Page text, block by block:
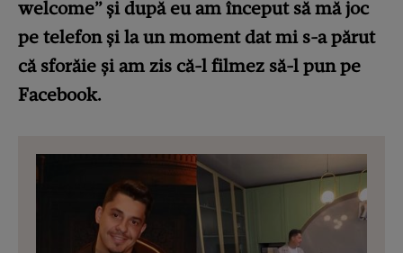
welcome” și după eu am început să mă joc
pe telefon și la un moment dat mi s-a părut
că sforăie și am zis că-l filmez să-l pun pe
Facebook.